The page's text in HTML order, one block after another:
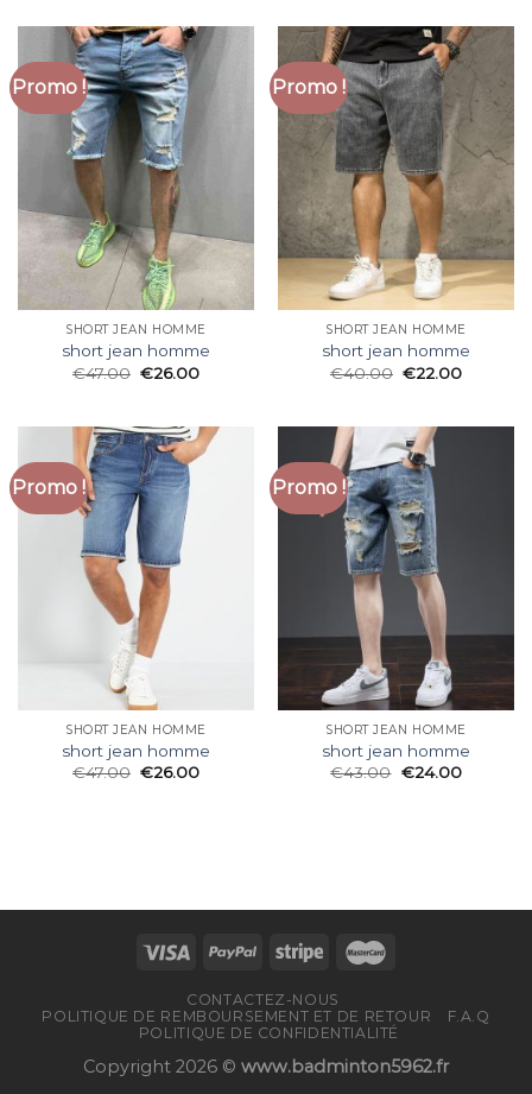
Promo !
SHORT JEAN HOMME
short jean homme
€47.00 €26.00
Promo !
SHORT JEAN HOMME
short jean homme
€40.00 €22.00
Promo !
SHORT JEAN HOMME
short jean homme
€47.00 €26.00
Promo !
SHORT JEAN HOMME
short jean homme
€43.00 €24.00
CONTACTEZ-NOUS
POLITIQUE DE REMBOURSEMENT ET DE RETOUR
F.A.Q
POLITIQUE DE CONFIDENTIALITÉ
Copyright 2026 © www.badminton5962.fr